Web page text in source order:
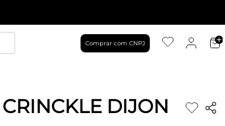
Comprar com CNPJ
DIJON